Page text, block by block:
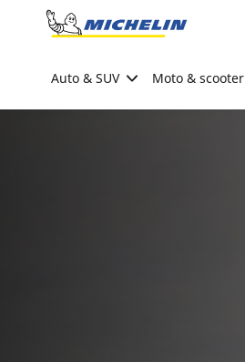
Go to page content
Auto & SUV Moto & scooter